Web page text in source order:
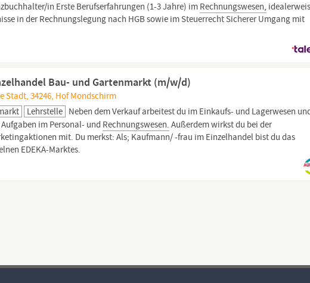
in Erste Berufserfahrungen (1-3 Jahre) im Rechnungswesen,
in der Rechnungslegung nach HGB sowie im Steuerrecht Sicherer Umgang mit
Bau- und Gartenmarkt (m/w/d)
Stadt, 34246, Hof Mondschirm
Lehrstelle Neben dem Verkauf arbeitest du im Einkaufs- und Lagerwesen
im Personal- und Rechnungswesen. Außerdem wirkst du bei der
mit. Du merkst: Als; Kaufmann/ -frau im Einzelhandel bist du das
EDEKA-Marktes.